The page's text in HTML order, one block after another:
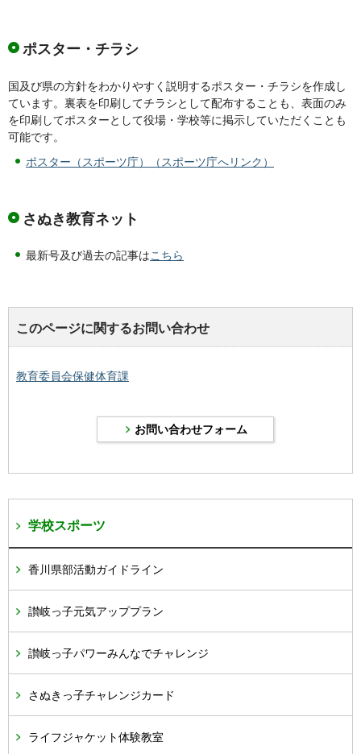
ポスター・チラシ
国及び県の方針をわかりやすく説明するポスター・チラシを作成し
ています。裏表を印刷してチラシとして配布することも、表面のみ
を印刷してポスターとして役場・学校等に掲示していただくことも
可能です。
ポスター（スポーツ庁）（スポーツ庁へリンク）
さぬき教育ネット
最新号及び過去の記事はこちら
このページに関するお問い合わせ
教育委員会保健体育課
学校スポーツ
香川県部活動ガイドライン
讃岐っ子元気アッププラン
讃岐っ子パワーみんなでチャレンジ
さぬきっ子チャレンジカード
ライフジャケット体験教室